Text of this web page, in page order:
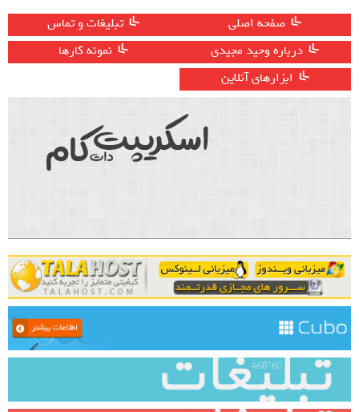
صفحه اصلی
تبلیغات و تماس
درباره وحید مجیدی
نمونه کارها
ابزارهای آنلاین